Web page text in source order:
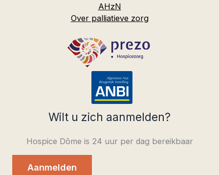
AHzN
Over palliatieve zorg
Wilt u zich aanmelden?
Hospice Dôme is 24 uur per dag bereikbaar
Aanmelden